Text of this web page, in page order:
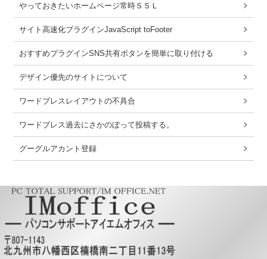
やっておきたいホームページ常時ＳＳＬ
サイト高速化プラグインJavaScript toFooter
おすすめプラグインSNS共有ボタンを簡単に取り付ける
デザイン優先のサイトについて
ワードブレスレイアウトの不具合
ワードブレス過去にさかのぼって投稿する。
グーグルアカント登録